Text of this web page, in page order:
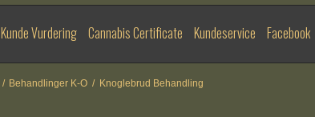
Kunde Vurdering Cannabis Certificate Kundeservice Facebook
/ Behandlinger K-O / Knoglebrud Behandling